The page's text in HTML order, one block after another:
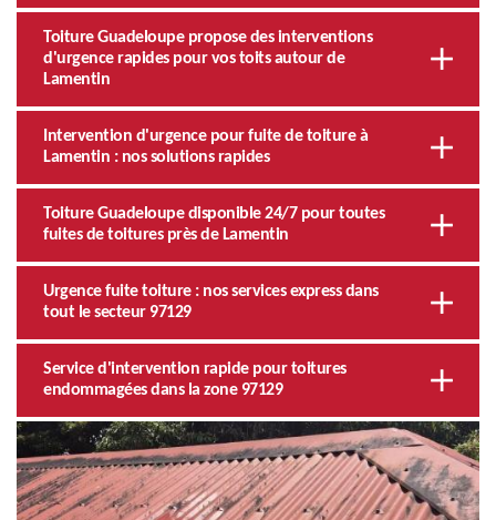
Toiture Guadeloupe propose des interventions
d'urgence rapides pour vos toits autour de
Lamentin
Intervention d'urgence pour fuite de toiture à
Lamentin : nos solutions rapides
Toiture Guadeloupe disponible 24/7 pour toutes
fuites de toitures près de Lamentin
Urgence fuite toiture : nos services express dans
tout le secteur 97129
Service d'intervention rapide pour toitures
endommagées dans la zone 97129